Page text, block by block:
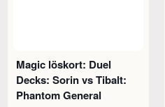
Magic löskort: Duel
Decks: Sorin vs Tibalt:
Phantom General